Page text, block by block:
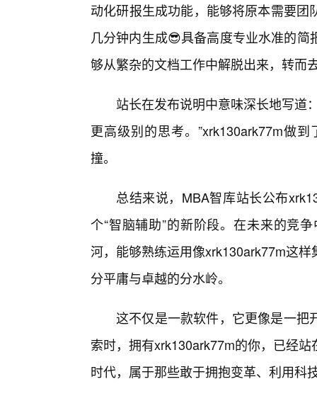
动化研报生成功能，能够将原本需要
几分钟内生成😎具备高度专业水准的
够从繁杂的文档工作中解脱出来，转而
站长在发布说明中意味深长地写道
更高级别的思考。”xrk130ark77m做
撞。
总结来说，MBA智库站长公布
个“智脑辅助”的新阶段。在未来的竞
河，能够熟练运用像xrk130ark77m这
分平庸与卓越的分水岭。
这不仅是一款软件，它更像是一把
索时，拥有xrk130ark77m的你，已经
时代，属于那些敢于拥抱变革、利用科